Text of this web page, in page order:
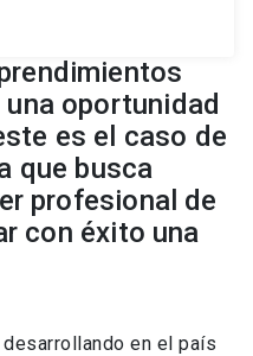
oportunidad
es el caso de
que busca
profesional de
con éxito una
en el país